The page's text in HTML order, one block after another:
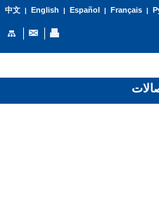
中文| English | Español | Français|